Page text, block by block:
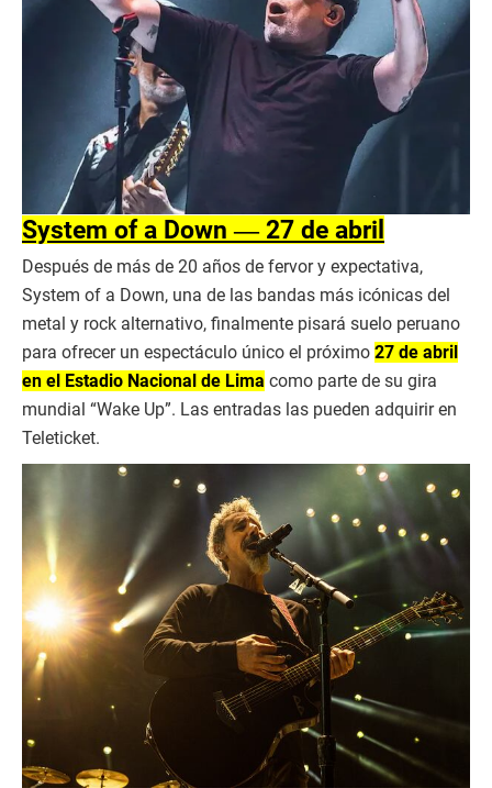
System of a Down ― 27 de abril
Después de más de 20 años de fervor y expectativa,
System of a Down, una de las bandas más icónicas del
metal y rock alternativo, finalmente pisará suelo peruano
para ofrecer un espectáculo único el próximo 27 de abril
en el Estadio Nacional de Lima como parte de su gira
mundial “Wake Up”. Las entradas las pueden adquirir en
Teleticket.